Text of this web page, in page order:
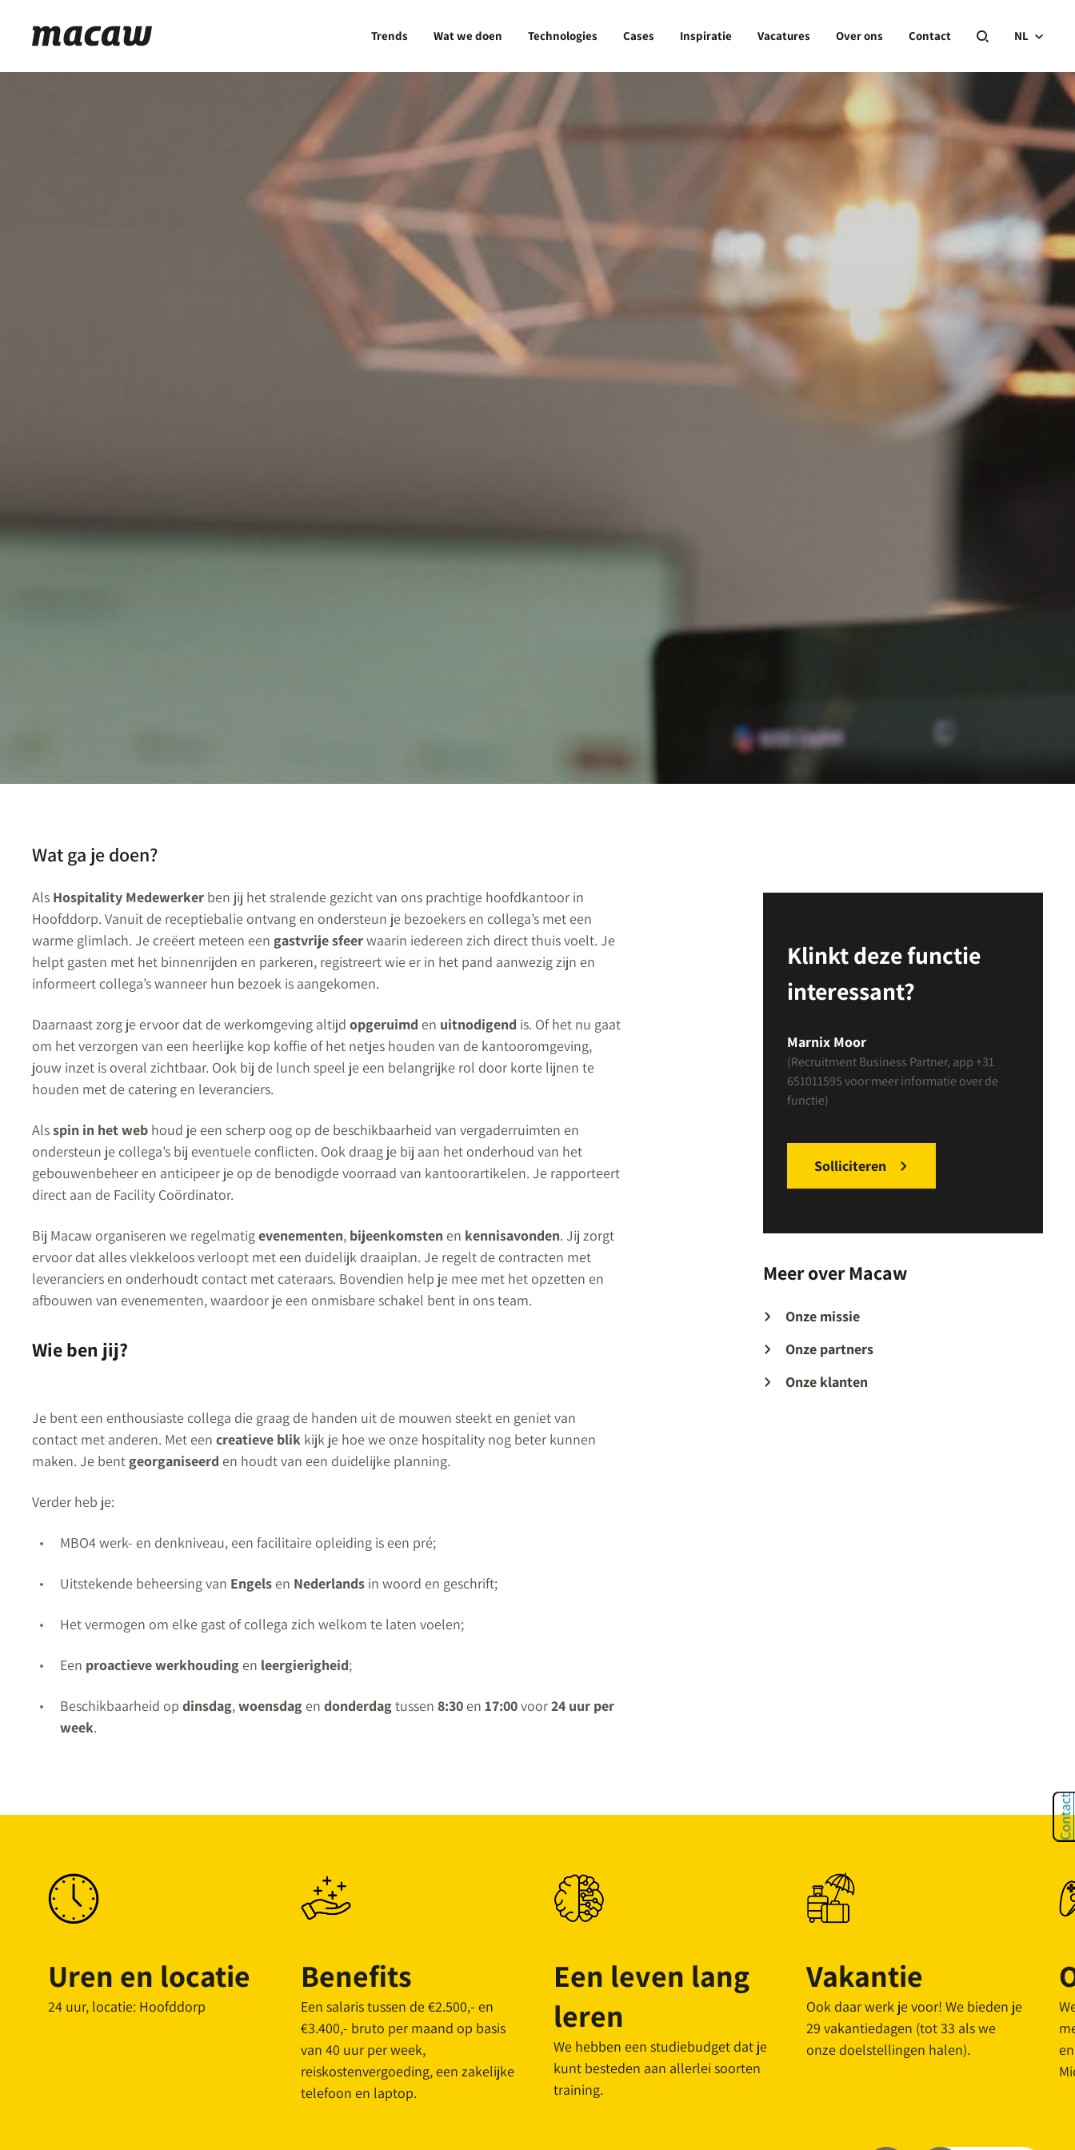
Trends Wat we doen Technologies Cases Inspiratie Vacatures Over ons Contact NL
Wat ga je doen?
Als Hospitality Medewerker ben jij het stralende gezicht van ons prachtige hoofdkantoor in
Hoofddorp. Vanuit de receptiebalie ontvang en ondersteun je bezoekers en collega’s met een
warme glimlach. Je creëert meteen een gastvrije sfeerwaarin iedereen zich direct thuis voelt. Je
helpt gasten met het binnenrijden en parkeren, registreert wie er in het pand aanwezig zijn en
informeert collega’s wanneer hun bezoek is aangekomen.
Daarnaast zorg je ervoor dat de werkomgeving altijd opgeruimd en uitnodigend is. Of het nu gaat
om het verzorgen van een heerlijke kop koffie of het netjes houden van de kantooromgeving,
jouw inzet is overal zichtbaar. Ook bij de lunch speel je een belangrijke rol door korte lijnen te
houden met de catering en leveranciers.
Alsspin in het web houd je een scherp oog op de beschikbaarheid van vergaderruimten en
ondersteun je collega’s bij eventuele conflicten. Ook draag je bij aan het onderhoud van het
gebouwenbeheer en anticipeer je op de benodigde voorraad van kantoorartikelen. Je rapporteert
direct aan de Facility Coördinator.
Bij Macaw organiseren we regelmatigevenementen, bijeenkomsten en kennisavonden. Jij zorgt
ervoor dat alles vlekkeloos verloopt met een duidelijk draaiplan. Je regelt de contracten met
leveranciers en onderhoudt contact met cateraars. Bovendien help je mee met het opzetten en
afbouwen van evenementen, waardoor je een onmisbare schakel bent in ons team.
Wie ben jij?
Je bent een enthousiaste collega die graag de handen uit de mouwen steekt en geniet van
contact met anderen. Met een creatieve blik kijk je hoe we onze hospitality nog beter kunnen
maken. Je bent georganiseerd en houdt van een duidelijke planning.
Verder heb je:
MBO4 werk- en denkniveau, een facilitaire opleiding is een pré;
Uitstekende beheersing van Engels en Nederlands in woord en geschrift;
Het vermogen om elke gast of collega zich welkom te laten voelen;
Een proactievewerkhouding en leergierigheid;
Beschikbaarheid op dinsdag,woensdag en donderdag tussen 8:30 en 17:00voor24 uur per
week.
Klinkt deze functie
interessant?
Marnix Moor
(Recruitment Business Partner, app +31
651011595 voor meer informatie over de
functie)
Solliciteren
Meer over Macaw
Onze missie
Onze partners
Onze klanten
Uren en locatie
24 uur, locatie: Hoofddorp
Benefits
Een salaris tussen de €2.500,- en
€3.400,- bruto per maand op basis
van 40 uur per week,
reiskostenvergoeding, een zakelijke
telefoon en laptop.
Een leven lang
leren
We hebben een studiebudget dat je
kunt besteden aan allerlei soorten
training.
Vakantie
Ook daar werk je voor! We bieden je
29 vakantiedagen (tot 33 als we
onze doelstellingen halen).
Contact